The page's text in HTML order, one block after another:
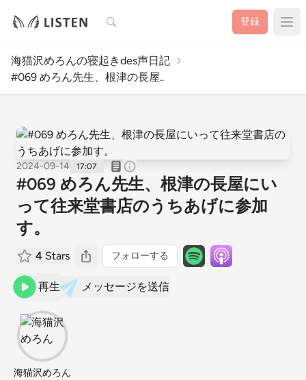
検索 登録
海猫沢めろんの寝起きdes声日記
#069 めろん先生、根津の長屋..
2024-09-14 17:07
#069 めろん先生、根津の長屋にい
って往来堂書店のうちあげに参加
す。
4 Stars フォローする
再生 メッセージを送信
海猫沢めろん